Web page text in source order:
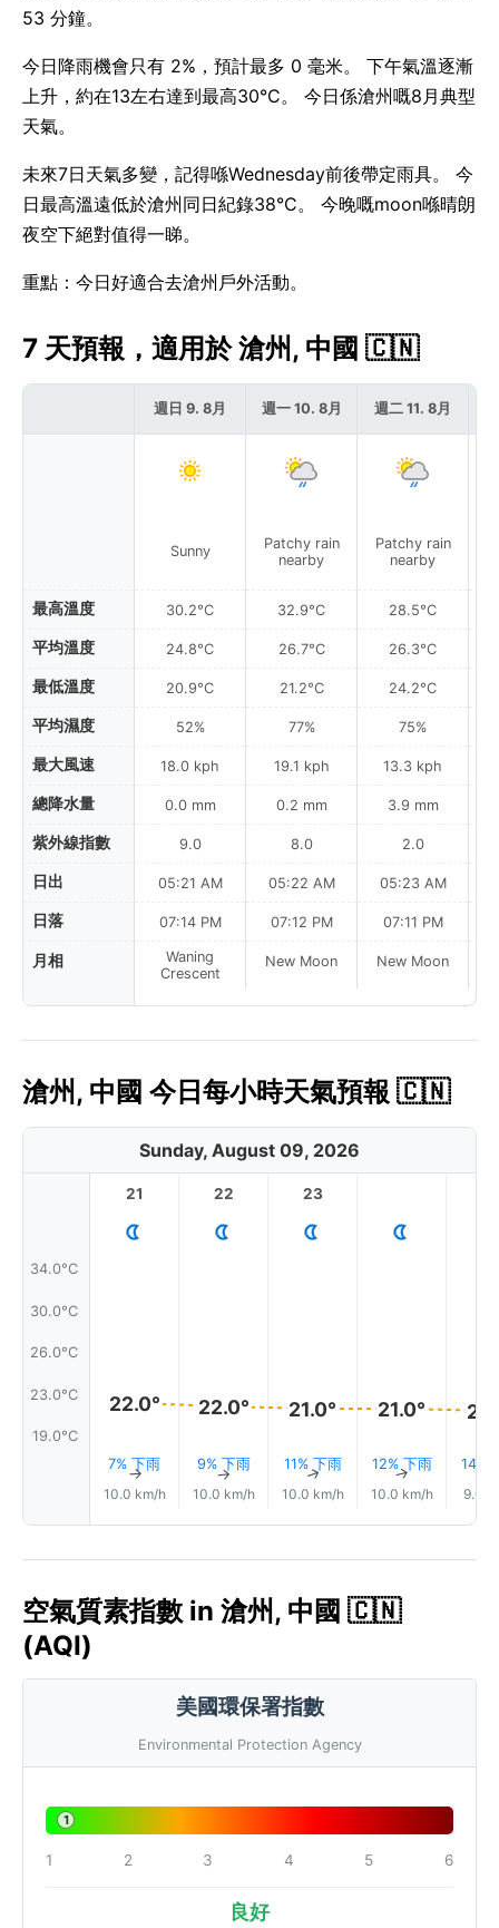
53 分鐘。
今日降雨機會只有 2%，預計最多 0 毫米。 下午氣溫逐漸
上升，約在13左右達到最高30°C。 今日係滄州嘅8月典型
天氣。
未來7日天氣多變，記得喺Wednesday前後帶定雨具。 今
日最高溫遠低於滄州同日紀錄38°C。 今晚嘅moon喺晴朗
夜空下絕對值得一睇。
重點：今日好適合去滄州戶外活動。
7 天預報，適用於 滄州, 中國 🇨🇳
最高溫度
平均溫度
最低溫度
平均濕度
最大風速
總降水量
紫外線指數
日出
日落
月相
週日 9. 8月
Sunny
30.2°C
24.8°C
20.9°C
52%
18.0 kph
0.0 mm
9.0
05:21 AM
07:14 PM
Waning
Crescent
週一 10. 8月
Patchy rain
nearby
32.9°C
26.7°C
21.2°C
77%
19.1 kph
0.2 mm
8.0
05:22 AM
07:12 PM
New Moon
週二 11. 8月
Patchy rain
nearby
28.5°C
26.3°C
24.2°C
75%
13.3 kph
3.9 mm
2.0
05:23 AM
07:11 PM
New Moon
滄州, 中國 今日每小時天氣預報 🇨🇳
Sunday, August 09, 2026
34.0°C
30.0°C
26.0°C
23.0°C
19.0°C
21
22.0°
7% 下雨
↑
10.0 km/h
22
22.0°
9% 下雨
↑
10.0 km/h
23
21.0°
11% 下雨
↑
10.0 km/h
21.0°
12% 下雨
↑
10.0 km/h
14%
9.0
空氣質素指數 in 滄州, 中國 🇨🇳
(AQI)
美國環保署指數
Environmental Protection Agency
1
1 2 3 4 5 6
良好